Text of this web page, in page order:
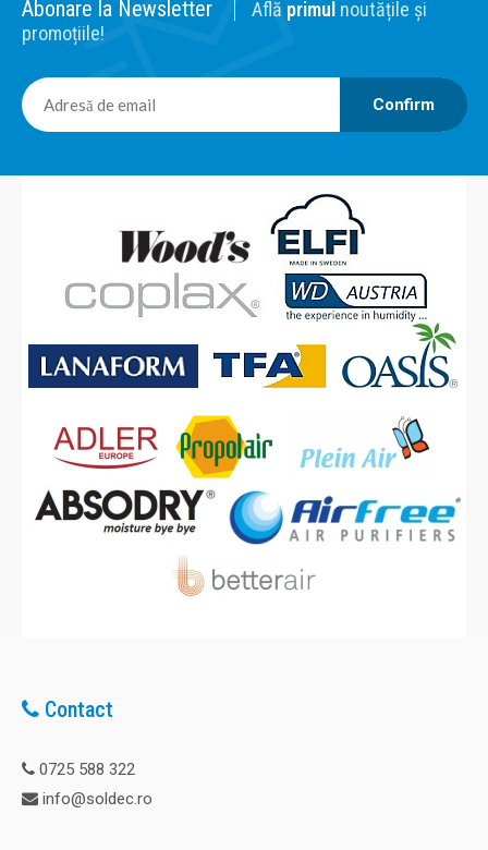
oferta pentru serviciile de inchiriere. ..
0,00 Lei
Comparaţie
Inchiriere Tun caldura motorina 29 kW
directa. Va rugam sa ne solicitati o oferta pentru serviciile
de inchiriere. Date tehnice: Flux aer: 800 mc/h Autonomie:
16 ore Consum combustibil: 2,3 litri/h Putere electrica: 0,23
kW Capacitate rezervor: 44 litri Dime..
Abonare la Newsletter Află primul noutățile și
promoțiile!
Confirm
Contact
0725 588 322
info@soldec.ro